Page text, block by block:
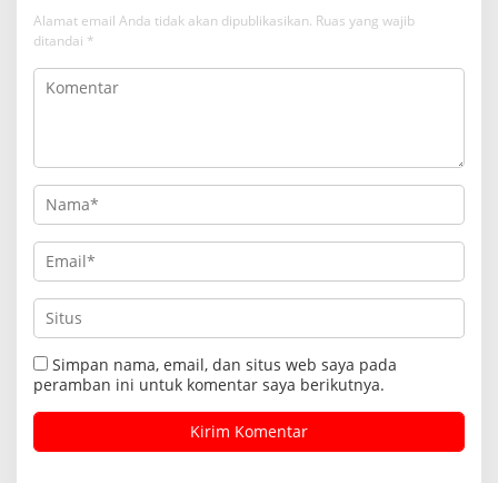
Alamat email Anda tidak akan dipublikasikan. Ruas yang wajib
ditandai *
Simpan nama, email, dan situs web saya pada
peramban ini untuk komentar saya berikutnya.